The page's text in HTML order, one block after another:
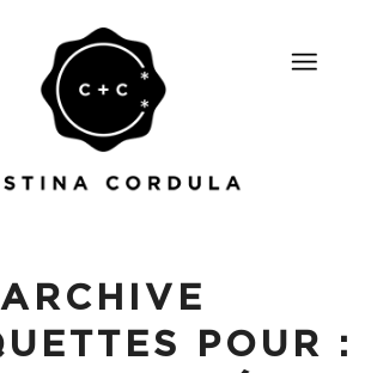
ARCHIVE
POUR :